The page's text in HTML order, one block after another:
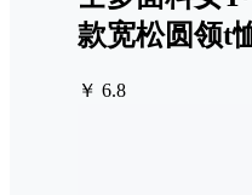
款宽松圆领t
￥ 6.8